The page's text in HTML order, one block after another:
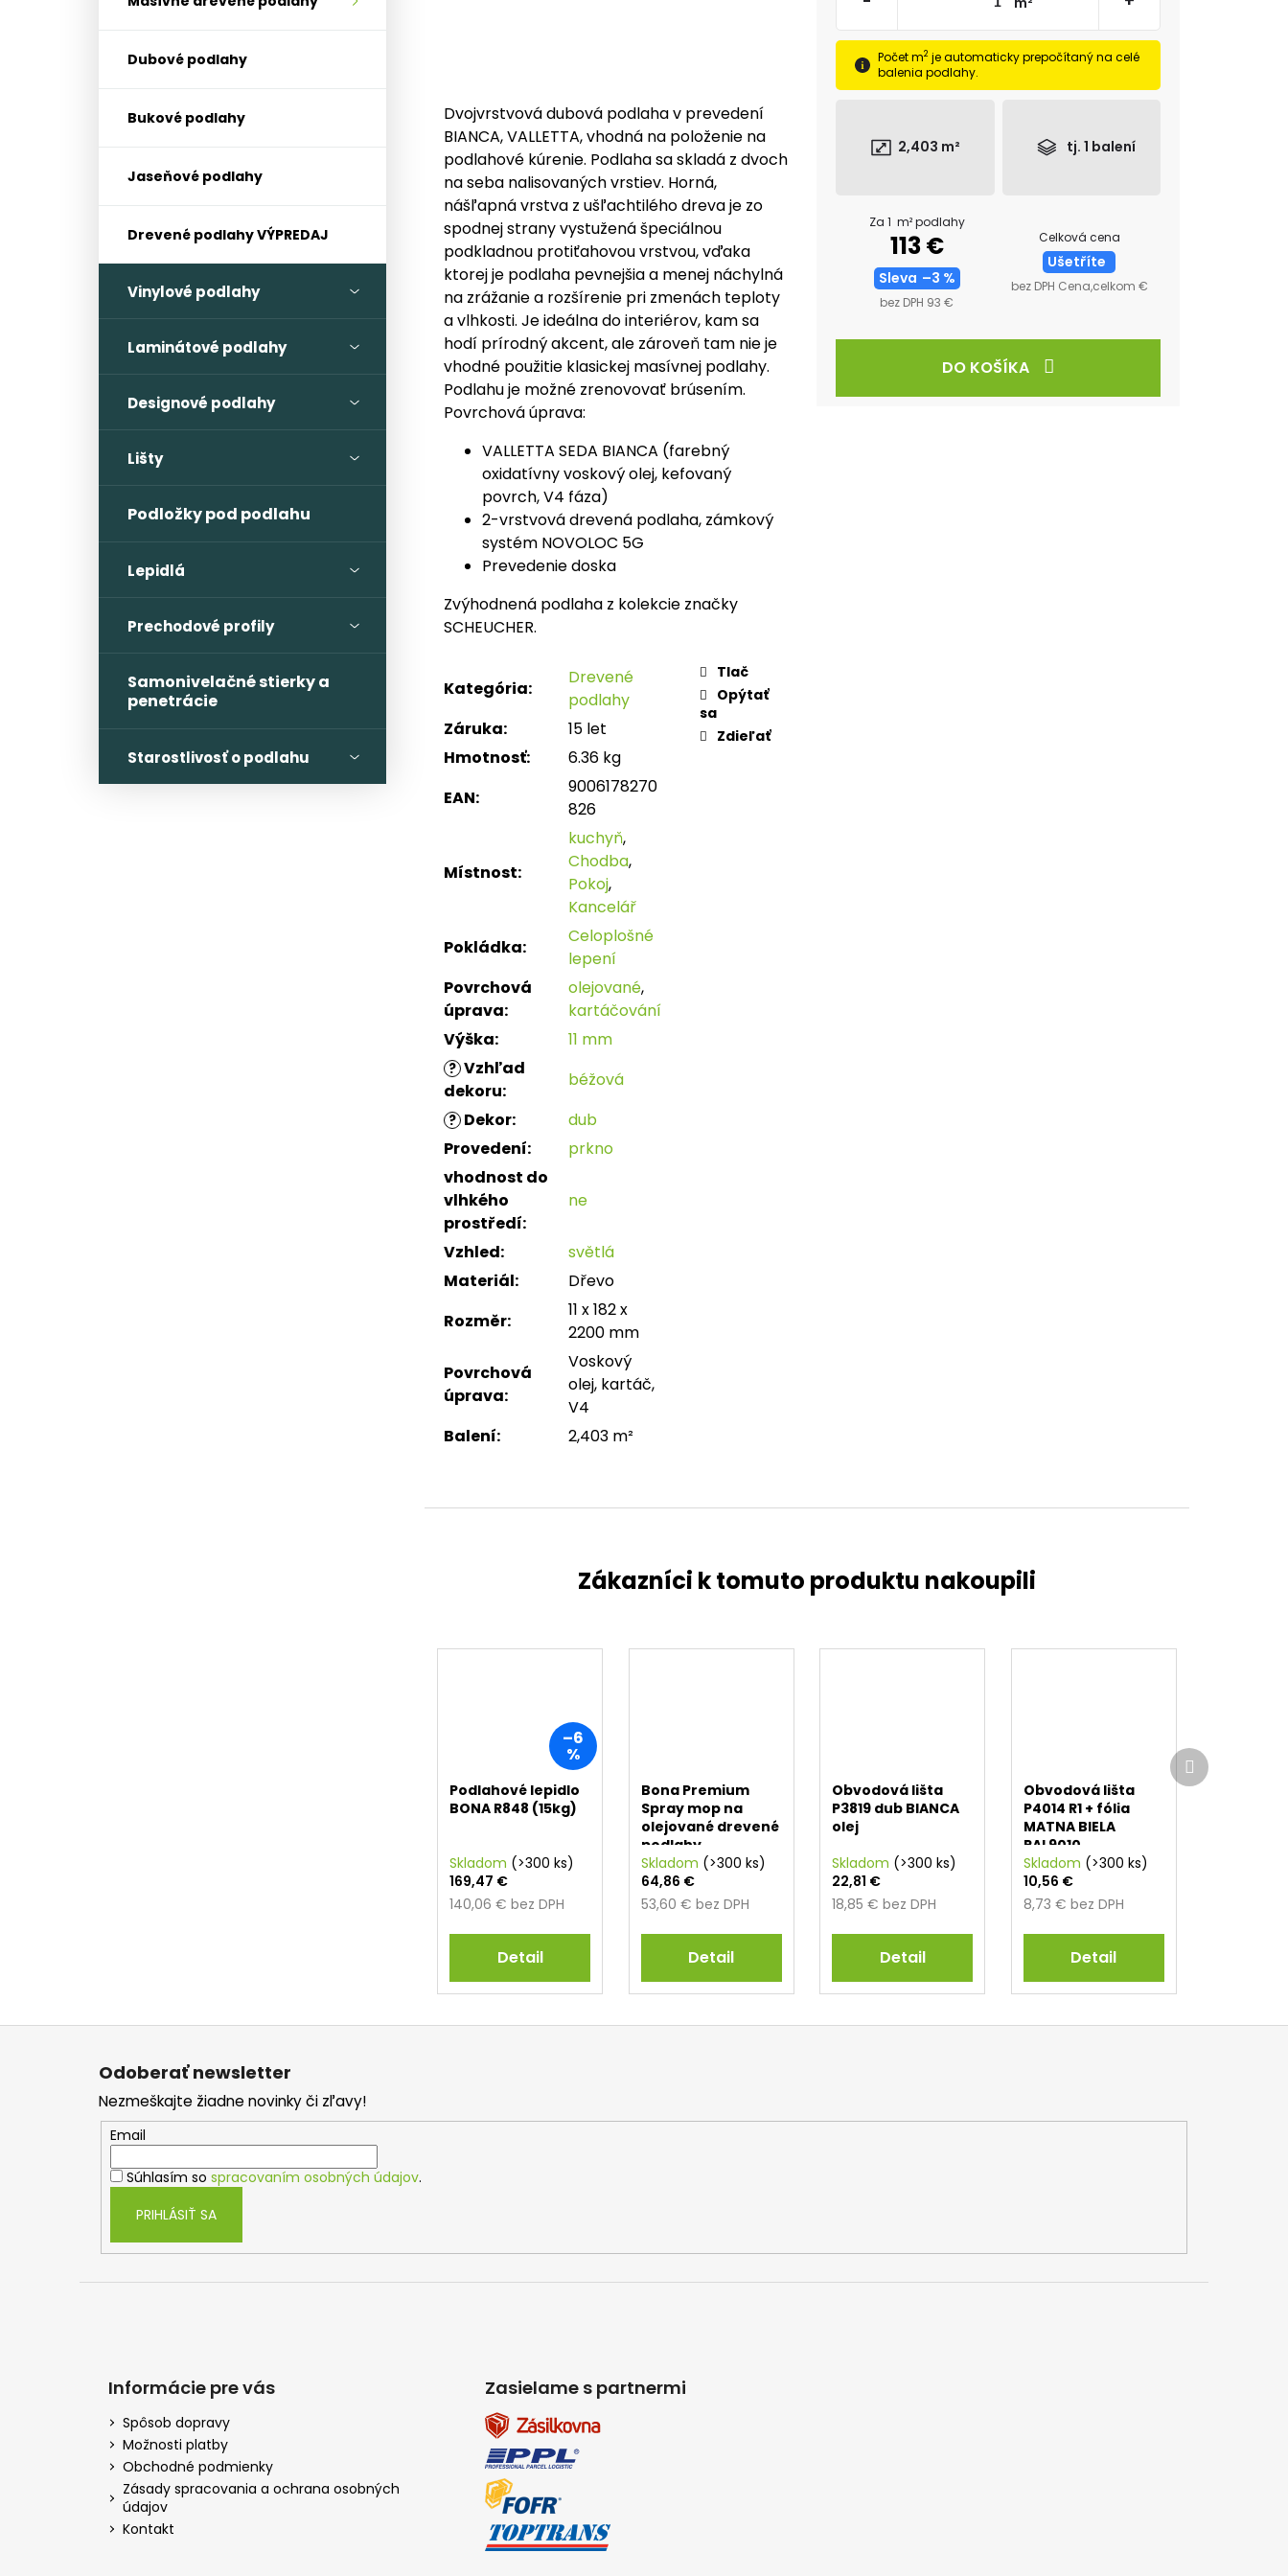
Dubové podlahy
Bukové podlahy
Jaseňové podlahy
Drevené podlahy VÝPREDAJ
Vinylové podlahy
Laminátové podlahy
Designové podlahy
Lišty
Podložky pod podlahu
Lepidlá
Prechodové profily
Samonivelačné stierky a
penetrácie
Starostlivosť o podlahu
Počet m2 je automaticky prepočítaný na celé
balenia podlahy.
2,403 m² tj. 1 balení
Za 1 m² podlahy
113 €
Sleva –3 %
bez DPH 93 €
Celková cena
Ušetříte
bez DPH Cena,celkom €
DO KOŠÍKA
Dvojvrstvová dubová podlaha v prevedení
BIANCA, VALLETTA, vhodná na položenie na
podlahové kúrenie. Podlaha sa skladá z dvoch
na seba nalisovaných vrstiev. Horná,
nášľapná vrstva z ušľachtilého dreva je zo
spodnej strany vystužená špeciálnou
podkladnou protiťahovou vrstvou, vďaka
ktorej je podlaha pevnejšia a menej náchylná
na zrážanie a rozšírenie pri zmenách teploty
a vlhkosti. Je ideálna do interiérov, kam sa
hodí prírodný akcent, ale zároveň tam nie je
vhodné použitie klasickej masívnej podlahy.
Podlahu je možné zrenovovať brúsením.
Povrchová úprava:
VALLETTA SEDA BIANCA (farebný
oxidatívny voskový olej, kefovaný
povrch, V4 fáza)
2-vrstvová drevená podlaha, zámkový
systém NOVOLOC 5G
Prevedenie doska
Zvýhodnená podlaha z kolekcie značky
SCHEUCHER.
Kategória:
Drevené
podlahy
Záruka:
15 let
Hmotnosť:
6.36 kg
EAN:
9006178270
826
Místnost:
kuchyň,
Chodba,
Pokoj,
Kancelář
Pokládka:
Celoplošné
lepení
Povrchová
úprava:
olejované,
kartáčování
Výška: 11 mm
? Vzhľad
dekoru:
béžová
? Dekor:
dub
Provedení:
prkno
vhodnost do
vlhkého
prostředí:
ne
Vzhled:
světlá
Materiál:
Dřevo
Rozměr:
11 x 182 x
2200 mm
Povrchová
úprava:
Voskový
olej, kartáč,
V4
Balení: 2,403 m²
Tlač
Opýtať
sa
Zdieľať
–6
%
Podlahové lepidlo
BONA R848 (15kg)
Skladom (>300 ks)
140,06 € bez DPH
169,47 €
Detail
Bona Premium
Spray mop na
olejované drevené
podlahy
Skladom (>300 ks)
53,60 € bez DPH
64,86 €
Detail
Obvodová lišta
P3819 dub BIANCA
olej
Skladom (>300 ks)
18,85 € bez DPH
22,81 €
Detail
Obvodová lišta
P4014 R1 + fólia
MATNA BIELA
RAL9010
Skladom (>300 ks)
8,73 € bez DPH
10,56 €
Detail
Ďalší
produkt
Odoberať newsletter
Nezmeškajte žiadne novinky či zľavy!
Email
Súhlasím so spracovaním osobných údajov.
PRIHLÁSIŤ SA
Informácie pre vás
Spôsob dopravy
Možnosti platby
Obchodné podmienky
Zásady spracovania a ochrana osobných
údajov
Kontakt
Zasielame s partnermi